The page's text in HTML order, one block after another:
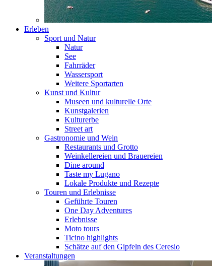
Erleben
Sport und Natur
Natur
See
Fahrräder
Wassersport
Weitere Sportarten
Kunst und Kultur
Museen und kulturelle Orte
Kunstgalerien
Kulturerbe
Street art
Gastronomie und Wein
Restaurants und Grotto
Weinkellereien und Brauereien
Dine around
Taste my Lugano
Lokale Produkte und Rezepte
Touren und Erlebnisse
Geführte Touren
One Day Adventures
Erlebnisse
Moto tours
Ticino highlights
Schätze auf den Gipfeln des Ceresio
Veranstaltungen